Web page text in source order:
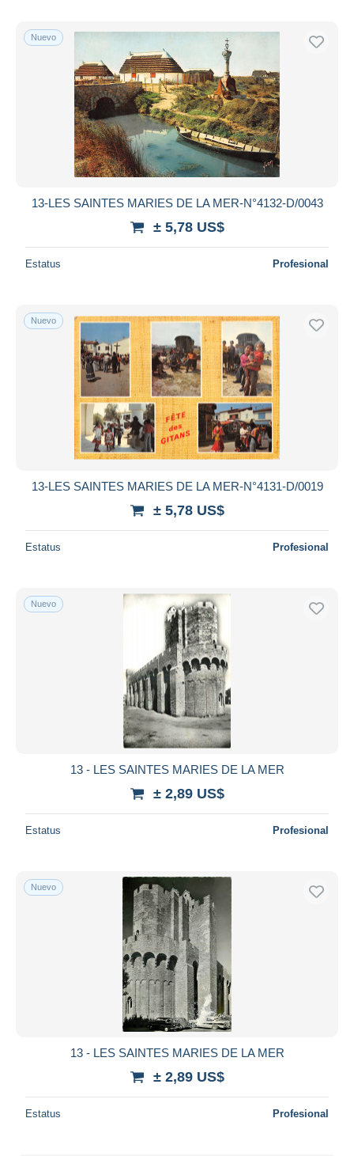
Nuevo
13-LES SAINTES MARIES DE LA MER-N°4132-D/0043
± 5,78 US$
Estatus Profesional
Nuevo
13-LES SAINTES MARIES DE LA MER-N°4131-D/0019
± 5,78 US$
Estatus Profesional
Nuevo
13 - LES SAINTES MARIES DE LA MER
± 2,89 US$
Estatus Profesional
Nuevo
13 - LES SAINTES MARIES DE LA MER
± 2,89 US$
Estatus Profesional